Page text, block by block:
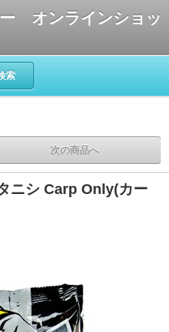
オンラインショッ
索
次の商品へ
ニシ Carp Only(カー